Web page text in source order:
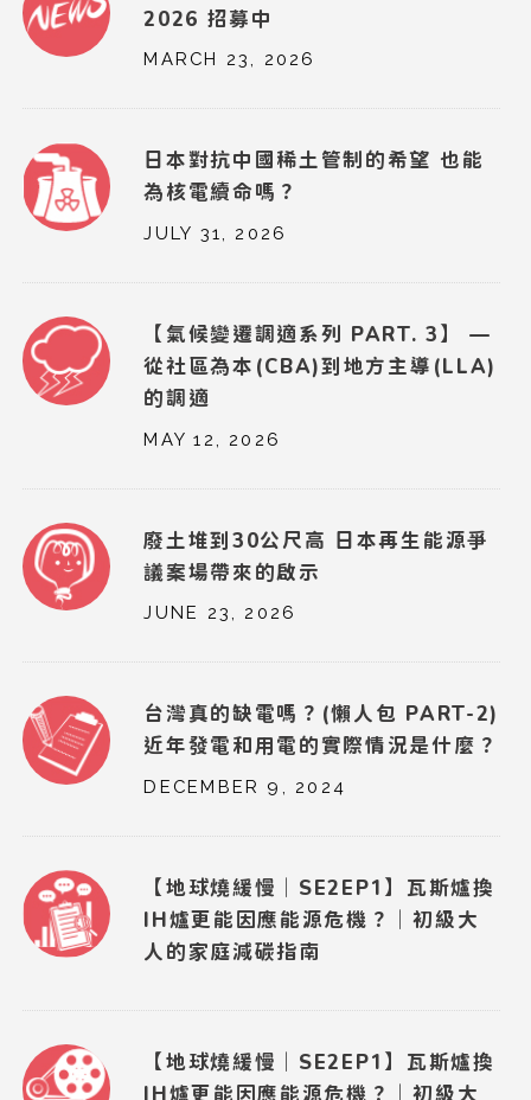
2026 招募中
MARCH 23, 2026
日本對抗中國稀土管制的希望 也能
為核電續命嗎？
JULY 31, 2026
【氣候變遷調適系列 PART. 3】 —
從社區為本(CBA)到地方主導(LLA)
的調適
MAY 12, 2026
廢土堆到30公尺高 日本再生能源爭
議案場帶來的啟示
JUNE 23, 2026
台灣真的缺電嗎？(懶人包 PART-2)
近年發電和用電的實際情況是什麼？
DECEMBER 9, 2024
【地球燒緩慢｜SE2EP1】瓦斯爐換
IH爐更能因應能源危機？｜初級大
人的家庭減碳指南
【地球燒緩慢｜SE2EP1】瓦斯爐換
IH爐更能因應能源危機？｜初級大